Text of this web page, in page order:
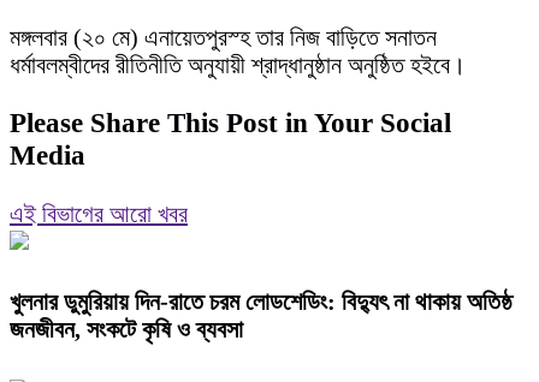
মঙ্গলবার (২০ মে) এনায়েতপুরস্হ তার নিজ বাড়িতে সনাতন
ধর্মাবলম্বীদের রীতিনীতি অনুযায়ী শ্রাদ্ধানুষ্ঠান অনুষ্ঠিত হইবে।
Please Share This Post in Your Social
Media
এই বিভাগের আরো খবর
খুলনার ডুমুরিয়ায় দিন-রাতে চরম লোডশেডিং: বিদ্যুৎ না থাকায় অতিষ্ঠ
জনজীবন, সংকটে কৃষি ও ব্যবসা